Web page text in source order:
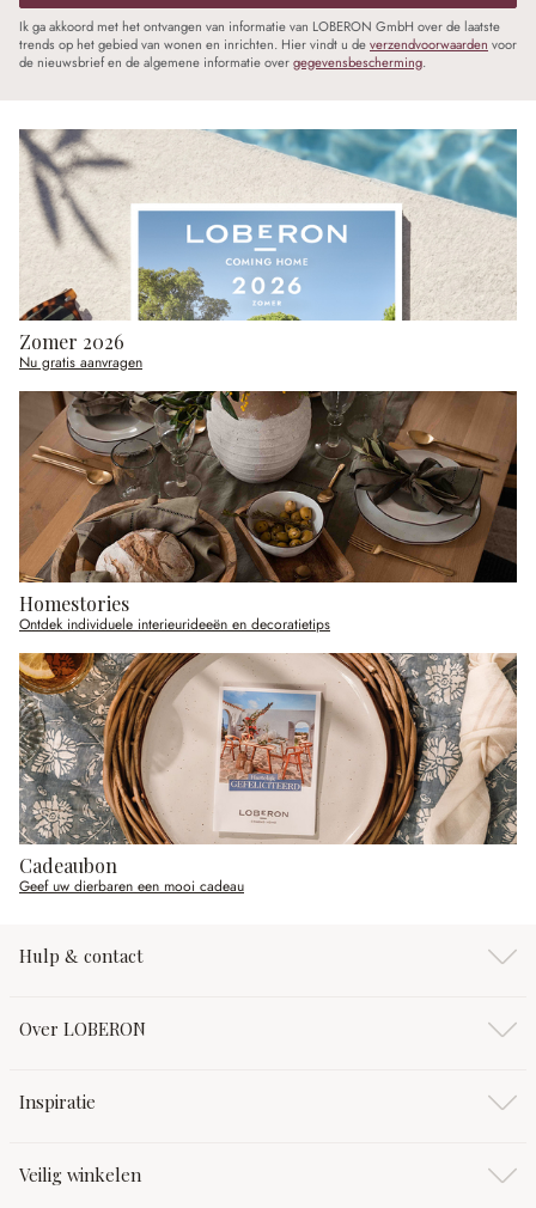
Ik ga akkoord met het ontvangen van informatie van LOBERON GmbH over de laatste
trends op het gebied van wonen en inrichten. Hier vindt u deverzendvoorwaarden voor
de nieuwsbrief en de algemene informatie overgegevensbescherming.
Zomer 2026
Nu gratis aanvragen
Homestories
Ontdek individuele interieurideeën en decoratietips
Cadeaubon
Geef uw dierbaren een mooi cadeau
Hulp & contact
Over LOBERON
Inspiratie
Veilig winkelen